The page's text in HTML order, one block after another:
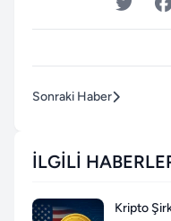
Sonraki Haber
İLGILI
Kripto